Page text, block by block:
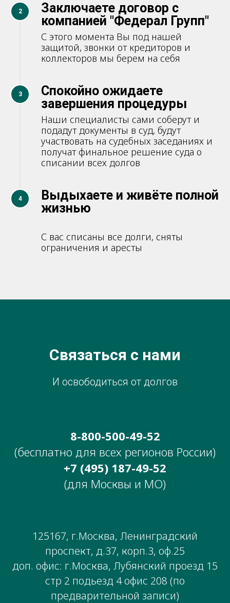
2
Заключаете договор с
компанией "Федерал Групп"
С этого момента Вы под нашей
защитой, звонки от кредиторов и
коллекторов мы берем на себя
3
Спокойно ожидаете
завершения процедуры
Наши специалисты сами соберут и
подадут документы в суд, будут
участвовать на судебных заседаниях и
получат финальное решение суда о
списании всех долгов
4
Выдыхаете и живёте полной
жизнью
С вас списаны все долги, сняты
ограничения и аресты
Связаться с нами
И освободиться от долгов
8-800-500-49-52
(бесплатно для всех регионов России)
+7 (495) 187-49-52
(для Москвы и МО)
125167, г.Москва, Ленинградский
проспект, д.37, корп.3, оф.25
доп. офис: г.Москва, Лубянский проезд 15
стр 2 подьезд 4 офис 208 (по
предварительной записи)